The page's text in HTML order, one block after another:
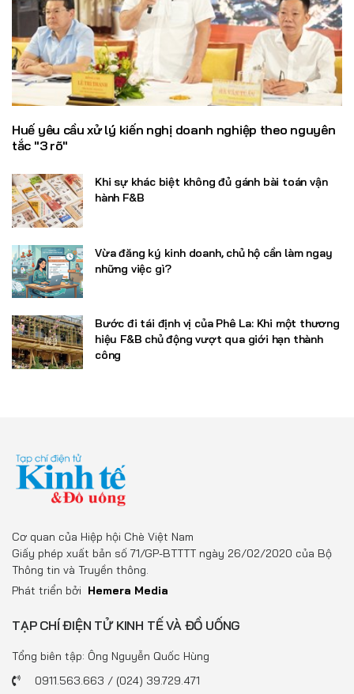
Huế yêu cầu xử lý kiến nghị doanh nghiệp theo nguyên
tắc "3 rõ"
Khi sự khác biệt không đủ gánh bài toán vận
hành F&B
Vừa đăng ký kinh doanh, chủ hộ cần làm ngay
những việc gì?
Bước đi tái định vị của Phê La: Khi một thương
hiệu F&B chủ động vượt qua giới hạn thành
công
Cơ quan của Hiệp hội Chè Việt Nam
Giấy phép xuất bản số 71/GP-BTTTT ngày 26/02/2020 của Bộ
Thông tin và Truyền thông.
Phát triển bởi Hemera Media
TẠP CHÍ ĐIỆN TỬ KINH TẾ VÀ ĐỒ UỐNG
Tổng biên tập: Ông Nguyễn Quốc Hùng
0911.563.663 / (024) 39.729.471